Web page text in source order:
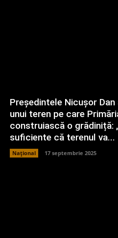
Președintele Nicușor
unui teren pe care
construiască o grădiniță:
suficiente că terenul va...
Național 17 septembrie 2025